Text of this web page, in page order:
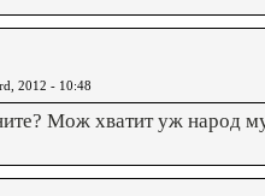
2012 - 10:48
Мож хватит уж народ